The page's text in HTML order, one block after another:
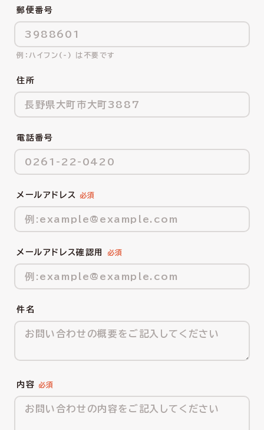
郵便番号
ハイフン(-) は不要です
住所
電話番号
メールアドレス
メールアドレス確認用
件名
内容